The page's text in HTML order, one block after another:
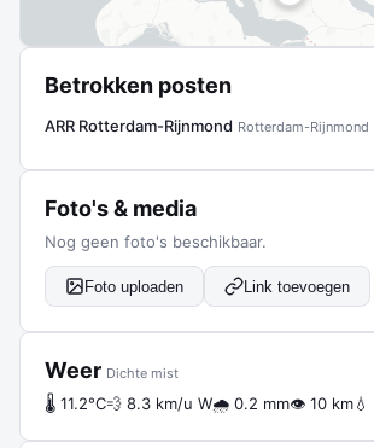
Betrokken posten
ARR Rotterdam-Rijnmond Rotterdam-Rijnmond
Foto's & media
Nog geen foto's beschikbaar.
Foto uploaden Link toevoegen
Weer Dichte mist
🌡 11.2°C💨 8.3 km/u W🌧 0.2 mm👁 10 km